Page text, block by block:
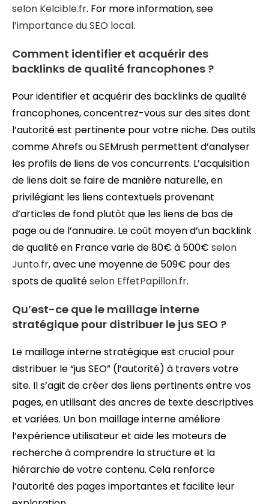
selon Kelcible.fr. For more information, see
l’importance du SEO local.
Comment identifier et acquérir des
backlinks de qualité francophones ?
Pour identifier et acquérir des backlinks de qualité
francophones, concentrez-vous sur des sites dont
l’autorité est pertinente pour votre niche. Des outils
comme Ahrefs ou SEMrush permettent d’analyser
les profils de liens de vos concurrents. L’acquisition
de liens doit se faire de manière naturelle, en
privilégiant les liens contextuels provenant
d’articles de fond plutôt que les liens de bas de
page ou de l’annuaire. Le coût moyen d’un backlink
de qualité en France varie de 80€ à 500€ selon
Junto.fr, avec une moyenne de 509€ pour des
spots de qualitéselon EffetPapillon.fr.
Qu’est-ce que le maillage interne
stratégique pour distribuer le jus SEO ?
Le maillage interne stratégique est crucial pour
distribuer le “jus SEO” (l’autorité) à travers votre
site. Il s’agit de créer des liens pertinents entre vos
pages, en utilisant des ancres de texte descriptives
et variées. Un bon maillage interne améliore
l’expérience utilisateur et aide les moteurs de
recherche à comprendre la structure et la
hiérarchie de votre contenu. Cela renforce
l’autorité des pages importantes et facilite leur